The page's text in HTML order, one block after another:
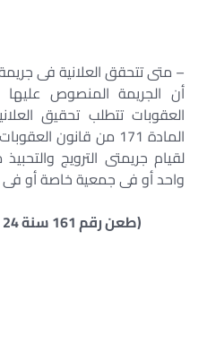
– متى تتحقق العلانية فى جريمة المادة
العقوبات تتطلب تحقيق
المادة 171 من قانون
لقيام جريمتى الترويج
واحد أو فى جمعية خاصة أو
(طعن رقم 161 سنة 24 ق جلسة 18/5/1954)